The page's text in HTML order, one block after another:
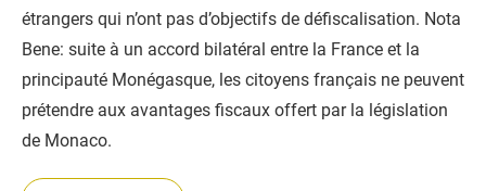
étrangers qui n’ont pas d’objectifs de défiscalisation. Nota
Bene: suite à un accord bilatéral entre la France et la
principauté Monégasque, les citoyens français ne peuvent
prétendre aux avantages fiscaux offert par la législation
de Monaco.